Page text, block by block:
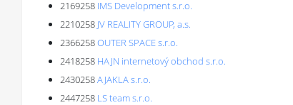
2169258 IMS Development s.r.o.
2210258 JV REALITY GROUP, a.s.
2366258OUTER SPACE s.r.o.
2418258 HAJN internetový obchod s.r.o.
2430258AJAKLA s.r.o.
2447258 LS team s.r.o.